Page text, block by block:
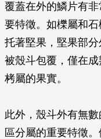
覆蓋在外的鱗片有
要特徵。如櫟屬和
托著堅果，堅果部
被殼斗包覆，僅在
栲屬的果實。
此外，殼斗外有無
區分屬的重要特徵